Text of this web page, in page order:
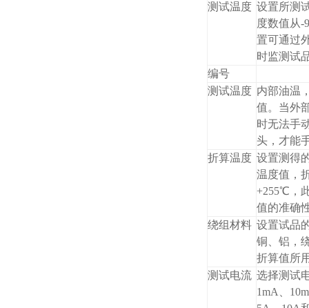
测试温度 设置所测
度数值从
置可通过
时监测试
编号
测试温度 内部油温
值。当外
时无法手
头，才能
折算温度 设置测得
温度值，
+255℃，
值的准确
绕组材料 设置试品
铜、铝，
折算值所
测试电流 选择测试
1mA、